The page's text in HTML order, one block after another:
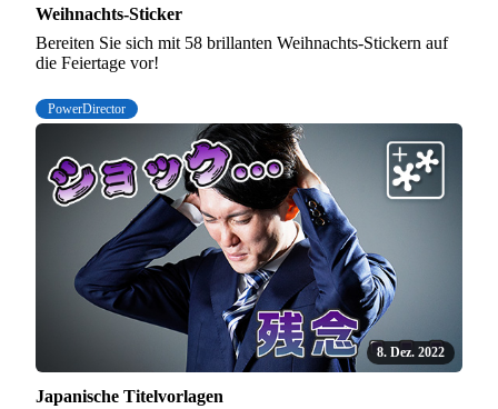
Weihnachts-Sticker
Bereiten Sie sich mit 58 brillanten Weihnachts-Stickern auf
die Feiertage vor!
PowerDirector
8. Dez. 2022
Japanische Titelvorlagen